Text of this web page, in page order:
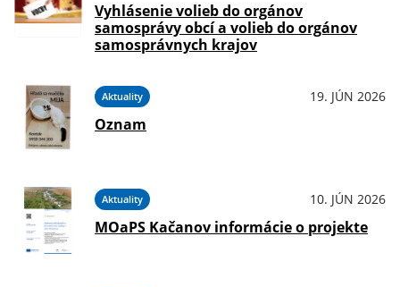
Vyhlásenie volieb do orgánov
samosprávy obcí a volieb do orgánov
samosprávnych krajov
Aktuality 19. JÚN 2026
Oznam
Aktuality 10. JÚN 2026
MOaPS Kačanov informácie o projekte